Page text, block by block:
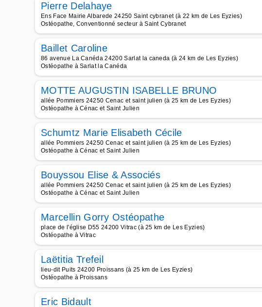
Pierre Delahaye
Ens Face Mairie Albarede 24250 Saint cybranet (à 22 km de Les Eyzies)
Ostéopathe, Conventionné secteur à Saint Cybranet
Baillet Caroline
86 avenue La Canéda 24200 Sarlat la caneda (à 24 km de Les Eyzies)
Ostéopathe à Sarlat la Canéda
MOTTE AUGUSTIN ISABELLE BRUNO
allée Pommiers 24250 Cenac et saint julien (à 25 km de Les Eyzies)
Ostéopathe à Cénac et Saint Julien
Schumtz Marie Elisabeth Cécile
allée Pommiers 24250 Cenac et saint julien (à 25 km de Les Eyzies)
Ostéopathe à Cénac et Saint Julien
Bouyssou Elise & Associés
allée Pommiers 24250 Cenac et saint julien (à 25 km de Les Eyzies)
Ostéopathe à Cénac et Saint Julien
Marcellin Gorry Ostéopathe
place de l'église D55 24200 Vitrac (à 25 km de Les Eyzies)
Ostéopathe à Vitrac
Laëtitia Trefeil
lieu-dit Puits 24200 Proissans (à 25 km de Les Eyzies)
Ostéopathe à Proissans
Eric Bidault